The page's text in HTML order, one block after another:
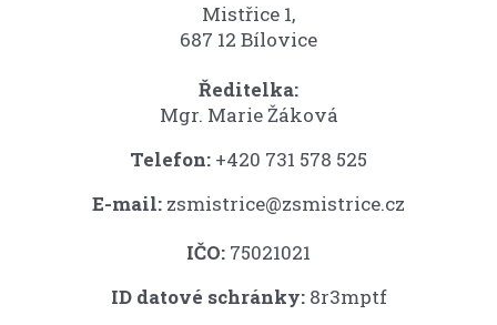
Mistřice 1,
687 12 Bílovice
Ředitelka:
Mgr. Marie Žáková
Telefon: +420 731 578 525
E-mail: zsmistrice@zsmistrice.cz
IČO: 75021021
ID datové schránky:8r3mptf